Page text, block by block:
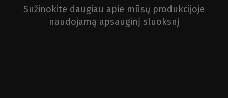
Sužinokite daugiau apie mūsų produkcijoje
naudojamą apsauginį sluoksnį